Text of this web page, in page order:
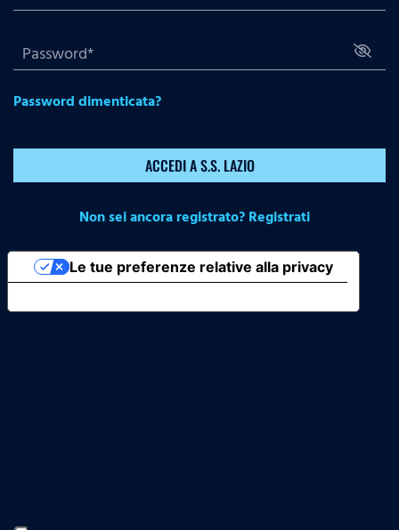
Password dimenticata?
ACCEDI A S.S. LAZIO
Non sei ancora registrato? Registrati
Le tue preferenze relative alla privacy